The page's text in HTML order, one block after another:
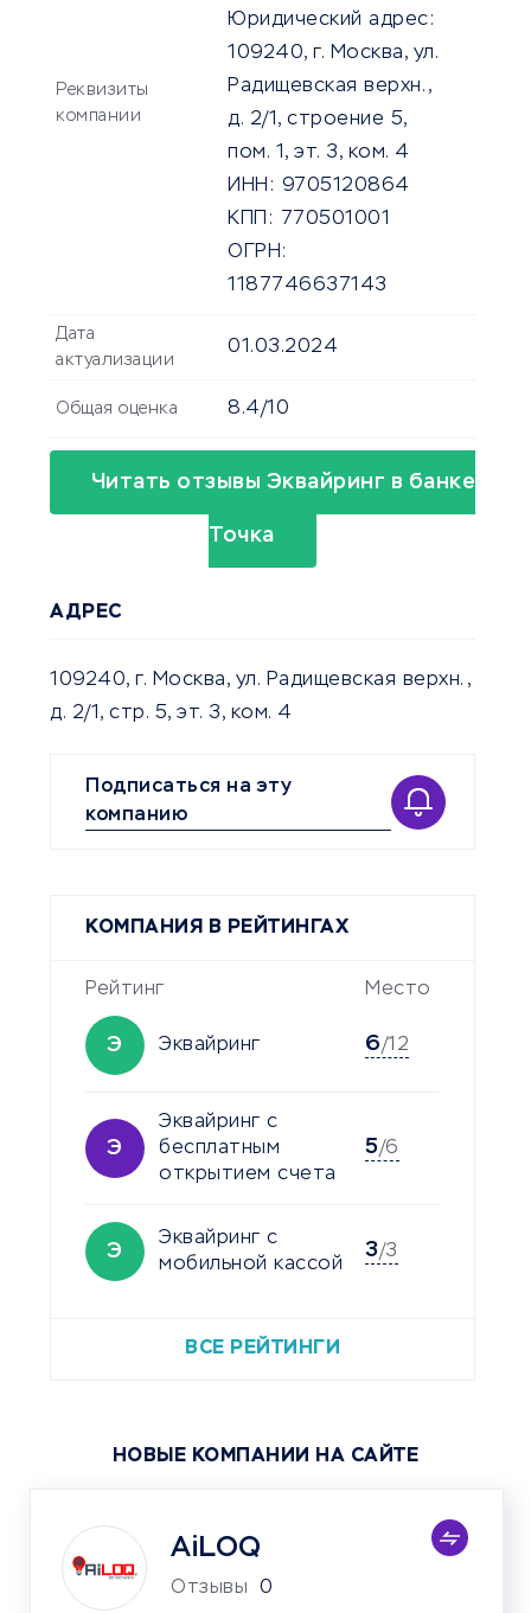
Реквизиты
компании
Юридический адрес:
109240, г. Москва, ул.
Радищевская верхн.,
д. 2/1, строение 5,
пом. 1, эт. 3, ком. 4
ИНН: 9705120864
КПП:
770501001
ОГРН:
1187746637143
Дата
актуализации
01.03.2024
Общая оценка 8.4/10
Читать отзывы Эквайринг в банке
Точка
АДРЕС
109240, г. Москва, ул. Радищевская верхн.,
д. 2/1, стр. 5, эт. 3, ком. 4
Подписаться на эту
компанию
КОМПАНИЯ В РЕЙТИНГАХ
Рейтинг Место
Э Эквайринг 6/12
Э
Эквайринг с
бесплатным
открытием счета
5/6
Э
Эквайринг с
мобильной кассой
3/3
ВСЕ РЕЙТИНГИ
НОВЫЕ КОМПАНИИ НА САЙТЕ
AiLOQ
Отзывы 0